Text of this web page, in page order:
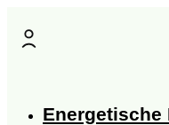
Inhalt
Energetische